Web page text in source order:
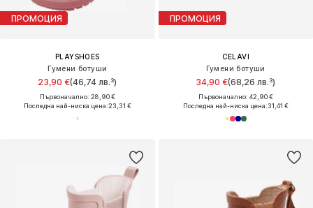
ПРОМОЦИЯ
PLAYSHOES
Гумени ботуши
23,90 €(46,74 лв.³)
Първоначално: 28,90 €
Последна най-ниска цена:23,31 €
ПРОМОЦИЯ
CELAVI
Гумени ботуши
34,90 €(68,26 лв.³)
Първоначално: 42,90 €
Последна най-ниска цена:31,41 €